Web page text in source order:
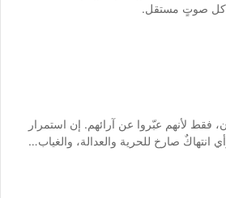
كل صوتٍ مستقل.
فقط لأنهم عبّروا عن آرائهم. إن استمرار
انتهاكٌ صارخ للحرية والعدالة، والغياب…